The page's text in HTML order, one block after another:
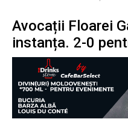
Avocații Floarei
instanța. 2-0